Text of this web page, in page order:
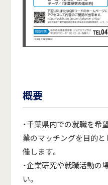
概要
・千葉県内での就職を希
業のマッチングを目的と
催します。
・企業研究や就職活動の
い。